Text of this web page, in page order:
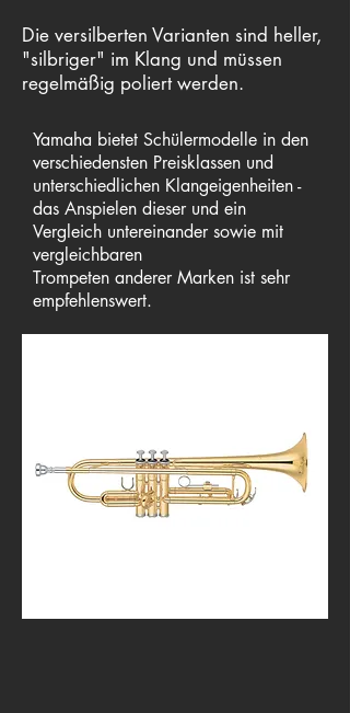
Die versilberten Varianten sind heller,
"silbriger" im Klang und müssen
regelmäßig poliert werden.
Yamaha bietet Schülermodelle in den
verschiedensten Preisklassen und
unterschiedlichen Klangeigenheiten -
das Anspielen dieser und ein
Vergleich untereinander sowie mit
vergleichbaren
Trompeten anderer Marken ist sehr
empfehlenswert.